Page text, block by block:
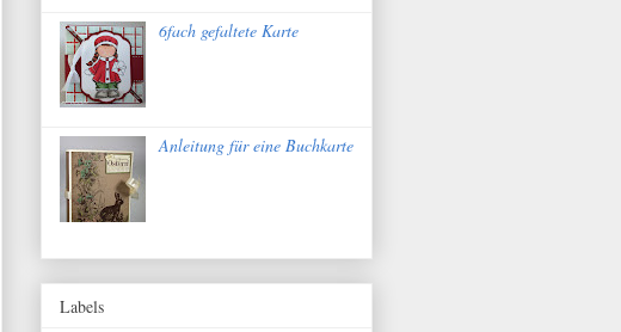
6fach gefaltete Karte
Anleitung für eine Buchkarte
Labels